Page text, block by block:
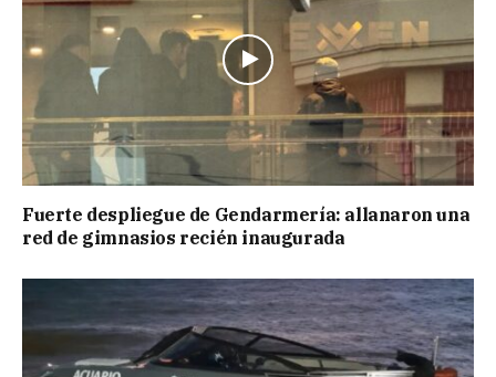
Fuerte despliegue de Gendarmería: allanaron una
red de gimnasios recién inaugurada